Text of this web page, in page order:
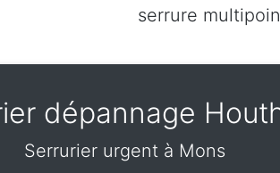
serrure
dépannage
Serrurier urgent à Mons